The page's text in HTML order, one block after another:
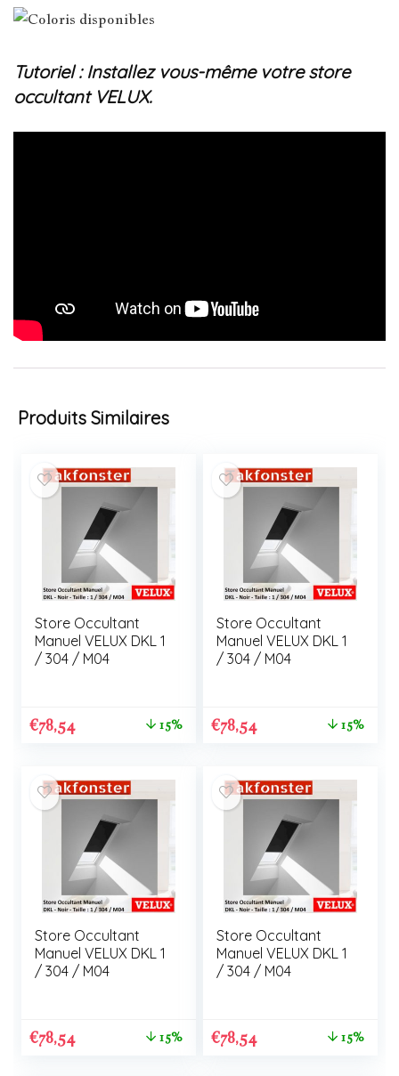
Tutoriel : Installez vous-même votre store
occultant VELUX.
Produits Similaires
Store Occultant
Manuel VELUX DKL 1
/ 304 / M04
€78,54 15%
Store Occultant
Manuel VELUX DKL 1
/ 304 / M04
€78,54 15%
Store Occultant
Manuel VELUX DKL 1
/ 304 / M04
€78,54 15%
Store Occultant
Manuel VELUX DKL 1
/ 304 / M04
€78,54 15%